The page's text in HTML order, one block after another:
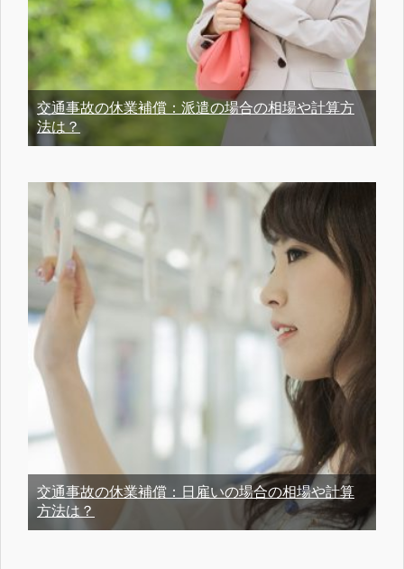
交通事故の休業補償：派遣の場合の相場や計算方
法は？
交通事故の休業補償：日雇いの場合の相場や計算
方法は？